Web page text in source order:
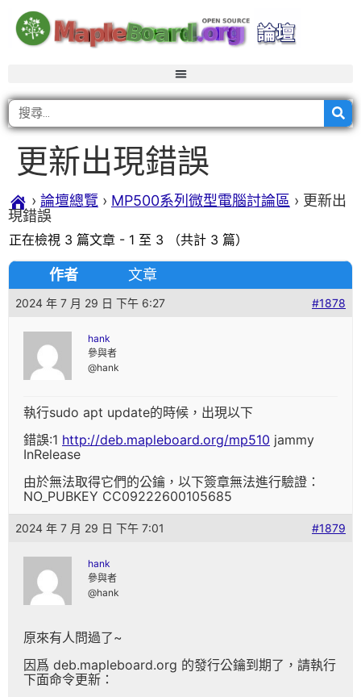
更新出現錯誤
› 論壇總覽 › MP500系列微型電腦討論區 › 更新出
現錯誤
正在檢視 3 篇文章 - 1 至 3 （共計 3 篇）
作者 文章
2024 年 7 月 29 日 下午 6:27 #1878
hank
參與者
@hank
執行sudo apt update的時候，出現以下
錯誤:1 http://deb.mapleboard.org/mp510 jammy
InRelease
由於無法取得它們的公鑰，以下簽章無法進行驗證：
NO_PUBKEY CC09222600105685
2024 年 7 月 29 日 下午 7:01 #1879
hank
參與者
@hank
原來有人問過了~
因爲 deb.mapleboard.org 的發行公鑰到期了，請執行
下面命令更新：